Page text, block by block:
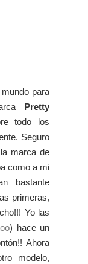
para
Pretty
todo los
Seguro
marca de
como a mi
bastante
primeras,
Yo las
) hace un
Ahora
modelo,